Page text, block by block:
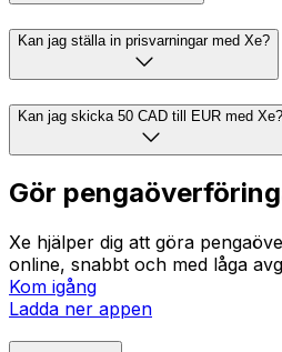
Kan jag ställa in prisvarningar med Xe?
Kan jag skicka 50 CAD till EUR med Xe?
Gör
Xe hjälper dig att göra
online, snabbt och med låga
Kom igång
Ladda ner appen